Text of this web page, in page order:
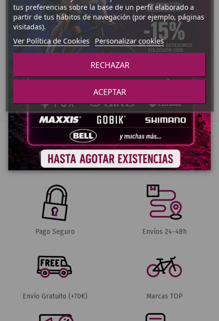
ZAPATILLAS ASFALTO
ZAPATILLAS SAUCONY
FREEDOM ISO 2
134,99 €
180,00 €
ZAPATILLAS ASFALTO
ZAPATILLAS SAUCONY
KINETA RELAY MUJER
40,00 €
80,01 €
Pago Seguro Envíos 24-48h
Envío Gratuito (+70€) Marcas TOP
tus preferencias sobre la base de un perfil elaborado a
partir de tus hábitos de navegación (por ejemplo, páginas
visitadas).
Ver Política de Cookies Personalizar cookies
RECHAZAR
ACEPTAR